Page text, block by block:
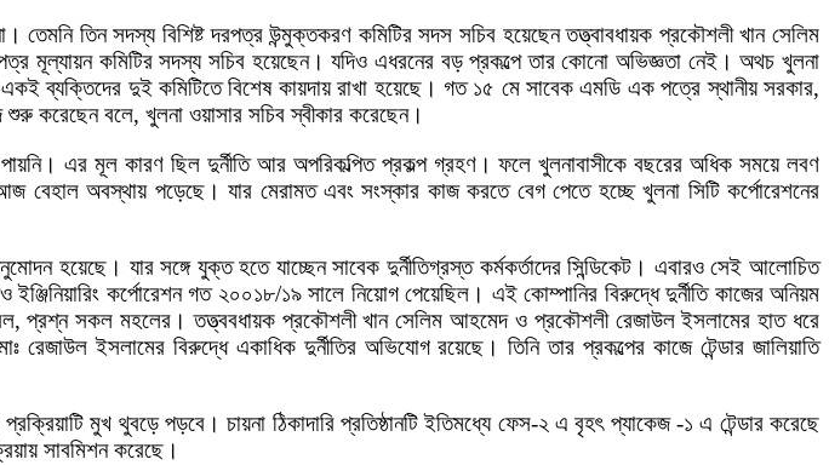
তেমনি তিন সদস্য বিশিষ্ট দরপত্র উন্মুক্তকরণ কমিটির সদস সচিব হয়েছেন তত্ত্বাবধায়ক প্রকৌশলী খান সেলিম
মূল্যায়ন কমিটির সদস্য সচিব হয়েছেন। যদিও এধরনের বড় প্রকল্পে তার কোনো অভিজ্ঞতা নেই। অথচ খুলনা
ব্যক্তিদের দুই কমিটিতে বিশেষ কায়দায় রাখা হয়েছে। গত ১৫ মে সাবেক এমডি এক পত্রে স্থানীয় সরকার,
করেছেন বলে, খুলনা ওয়াসার সচিব স্বীকার করেছেন।
এর মূল কারণ ছিল দুর্নীতি আর অপরিকল্পিত প্রকল্প গ্রহণ। ফলে খুলনাবাসীকে বছরের অধিক সময়ে লবণ
অবস্থায় পড়েছে। যার মেরামত এবং সংস্কার কাজ করতে বেগ পেতে হচ্ছে খুলনা সিটি কর্পোরেশনের
হয়েছে। যার সঙ্গে যুক্ত হতে যাচ্ছেন সাবেক দুর্নীতিগ্রস্ত কর্মকর্তাদের সিন্ডিকেট। এবারও সেই আলোচিত
কর্পোরেশন গত ২০০১৮/১৯ সালে নিয়োগ পেয়েছিল। এই কোম্পানির বিরুদ্ধে দুর্নীতি কাজের অনিয়ম
প্রশ্ন সকল মহলের। তত্ত্ববধায়ক প্রকৌশলী খান সেলিম আহমেদ ও প্রকৌশলী রেজাউল ইসলামের হাত ধরে
রেজাউল ইসলামের বিরুদ্ধে একাধিক দুর্নীতির অভিযোগ রয়েছে। তিনি তার প্রকল্পের কাজে টেন্ডার জালিয়াতি
মুখ থুবড়ে পড়বে। চায়না ঠিকাদারি প্রতিষ্ঠানটি ইতিমধ্যে ফেস-২ এ বৃহৎ প্যাকেজ -১ এ টেন্ডার করেছে
সাবমিশন করেছে।